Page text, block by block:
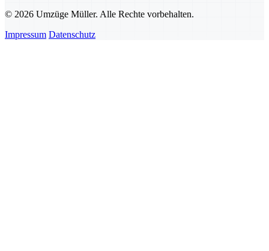
© 2026 Umzüge Müller. Alle Rechte vorbehalten.
Impressum Datenschutz